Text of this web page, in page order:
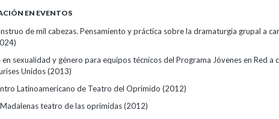
EN EVENTOS
de mil cabezas. Pensamiento y práctica sobre la dramaturgia grupal a
sexualidad y género para equipos técnicos del Programa Jóvenes en Red a
Unidos(2013)
Latinoamericano de Teatro del Oprimido (2012)
teatro de las oprimidas(2012)